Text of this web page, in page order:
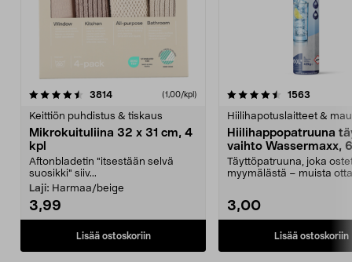
3814arvostelut (1,00/kpl)
Keittiön puhdistus & tiskaus
Mikrokuituliina 32 x 31 cm, 4
kpl
Aftonbladetin "itsestään selvä
suosikki" siiv...
Laji: Harmaa/beige
3,99
Lisää ostoskoriin
4.5viidestä
1563
Hiilihapotuslaitteet &
Hiilihappopatruuna
vaihto Wassermaxx,
Täyttöpatruuna, joka
myymälästä – muista
3,00
Lisää ostoskoriin
4.5viidestä